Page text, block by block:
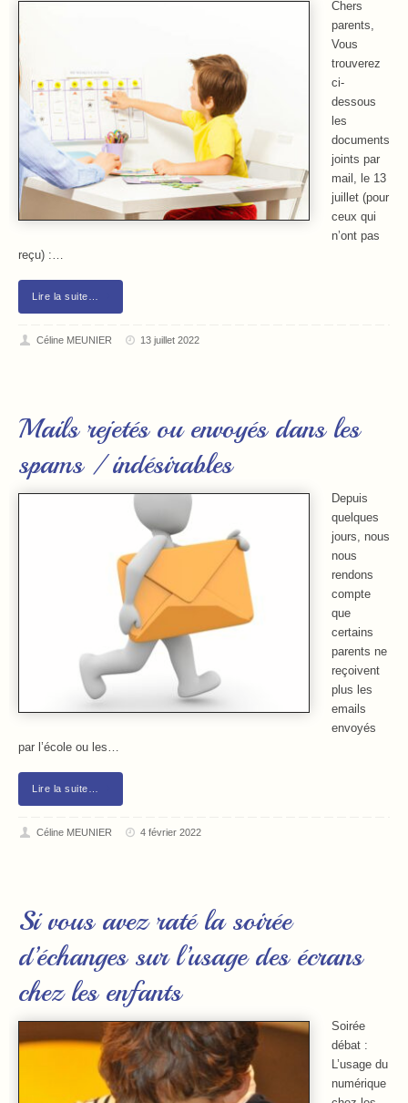
Chers
parents,
Vous
trouverez
ci-
dessous
les
documents
joints par
mail, le 13
juillet (pour
ceux qui
n’ont pas
reçu) :…
Lire la suite…
Céline MEUNIER 13 juillet 2022
Mails rejetés ou envoyés dans les
spams / indésirables
Depuis
quelques
jours, nous
nous
rendons
compte
que
certains
parents ne
reçoivent
plus les
emails
envoyés
par l’école ou les…
Lire la suite…
Céline MEUNIER 4 février 2022
Si vous avez raté la soirée
d’échanges sur l’usage des écrans
chez les enfants
Soirée
débat :
L’usage du
numérique